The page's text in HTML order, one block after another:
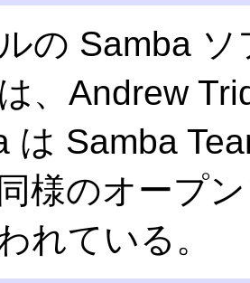
の Samba
、Andrew
は Samba
様のオープ
れている。